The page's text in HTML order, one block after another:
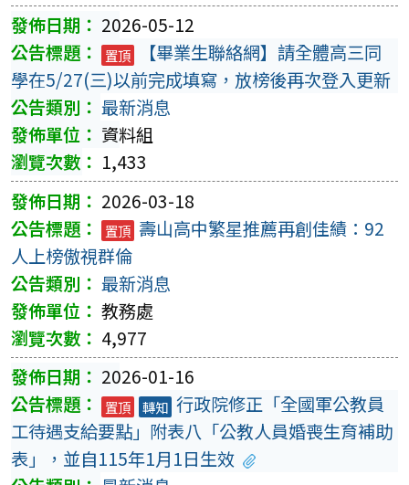
2026-05-12
置頂
【畢業生聯絡網】請全體高三同
學在5/27(三)以前完成填寫，放榜後再次登入更新
最新消息
資料組
1,433
2026-03-18
置頂 壽山高中繁星推薦再創佳績：92
人上榜傲視群倫
最新消息
教務處
4,977
2026-01-16
置頂 轉知 行政院修正「全國軍公教員
工待遇支給要點」附表八「公教人員婚喪生育補助
表」，並自115年1月1日生效